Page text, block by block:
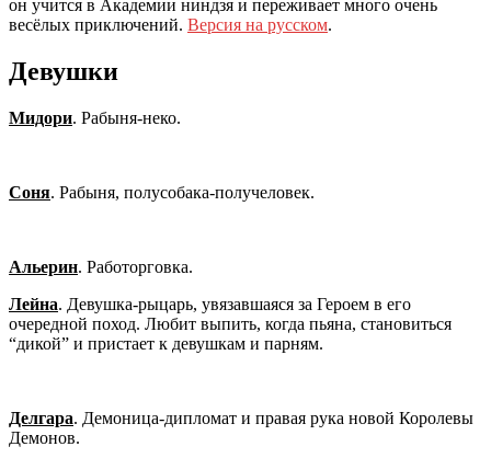
он учится в Академии ниндзя и переживает много очень
весёлых приключений. Версия на русском.
Девушки
Мидори. Рабыня-неко.
Соня. Рабыня, полусобака-получеловек.
Альерин. Работорговка.
Лейна. Девушка-рыцарь, увязавшаяся за Героем в его
очередной поход. Любит выпить, когда пьяна, становиться
“дикой” и пристает к девушкам и парням.
Делгара. Демоница-дипломат и правая рука новой Королевы
Демонов.